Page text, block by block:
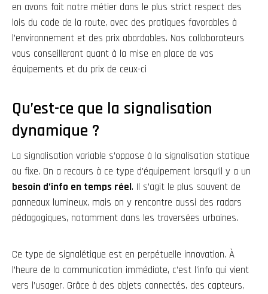
en avons fait notre métier dans le plus strict respect des
lois du code de la route, avec des pratiques favorables à
l’environnement et des prix abordables. Nos collaborateurs
vous conseilleront quant à la mise en place de vos
équipements et du prix de ceux-ci
Qu’est-ce que la signalisation
dynamique ?
La signalisation variable s’oppose à la signalisation statique
ou fixe. On a recours à ce type d'équipement lorsqu’il y a un
besoin d’info en temps réel. Il s’agit le plus souvent de
panneaux lumineux, mais on y rencontre aussi des radars
pédagogiques, notamment dans les traversées urbaines.
Ce type de signalétique est en perpétuelle innovation. À
l’heure de la communication immédiate, c’est l'info qui vient
vers l’usager. Grâce à des objets connectés, des capteurs,